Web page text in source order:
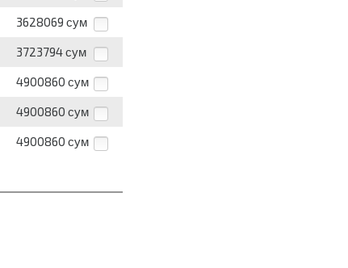
3628069 сум
3723794 сум
4900860 сум
4900860 сум
4900860 сум